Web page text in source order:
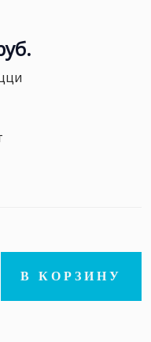
В КОРЗИНУ